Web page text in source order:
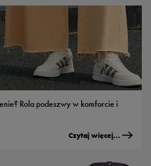
Rola podeszwy w komforcie i
Czytaj więcej...